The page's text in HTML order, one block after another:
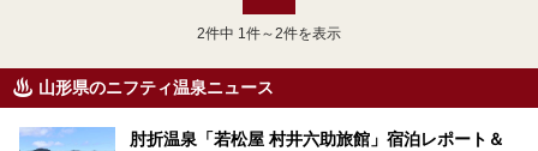
2件中 1件～2件を表示
山形県のニフティ温泉ニュース
肘折温泉「若松屋 村井六助旅館」宿泊レポート＆